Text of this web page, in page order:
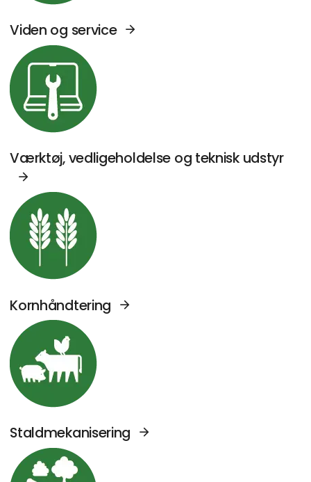
Viden og service
Værktøj, vedligeholdelse og teknisk udstyr
Kornhåndtering
Staldmekanisering